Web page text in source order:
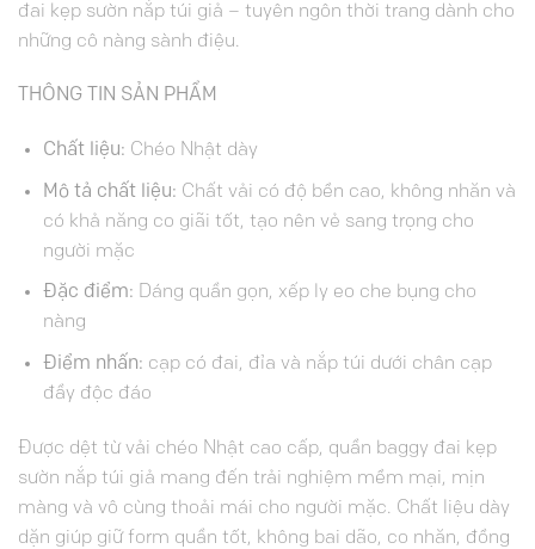
đai kẹp sườn nắp túi giả – tuyên ngôn thời trang dành cho
những cô nàng sành điệu.
THÔNG TIN SẢN PHẨM
Chất liệu: Chéo Nhật dày
Mô tả chất liệu: Chất vải có độ bền cao, không nhăn và
có khả năng co giãi tốt, tạo nên vẻ sang trọng cho
người mặc
Đặc điểm: Dáng quần gọn, xếp ly eo che bụng cho
nàng
Điểm nhấn: cạp có đai, đỉa và nắp túi dưới chân cạp
đầy độc đáo
Được dệt từ vải chéo Nhật cao cấp, quần baggy đai kẹp
sườn nắp túi giả mang đến trải nghiệm mềm mại, mịn
màng và vô cùng thoải mái cho người mặc. Chất liệu dày
dặn giúp giữ form quần tốt, không bai dão, co nhăn, đồng